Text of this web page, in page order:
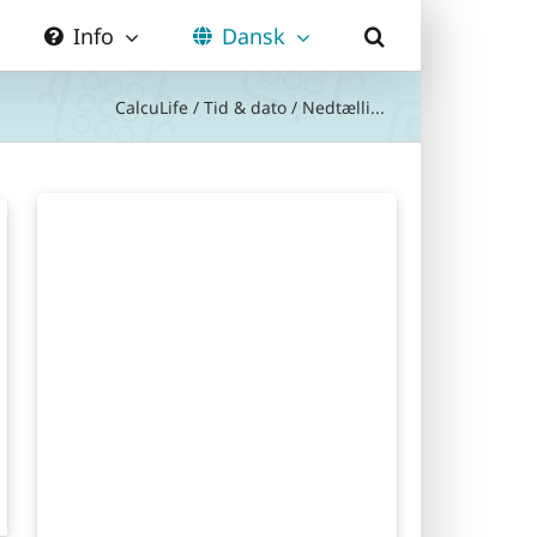
Info Dansk
CalcuLife / Tid & dato / Nedtælli...